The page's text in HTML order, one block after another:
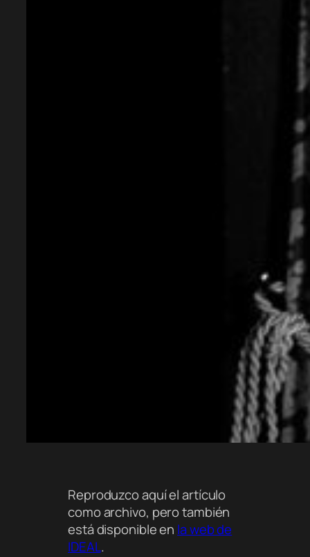
Reproduzco aquí el artículo
como archivo, pero también
está disponible en la web de
IDEAL.